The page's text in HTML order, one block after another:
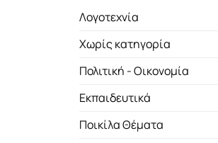
Λογοτεχνία
Χωρίς κατηγορία
Πολιτική - Οικονομία
Εκπαιδευτικά
Ποικίλα Θέματα